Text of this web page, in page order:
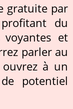
gratuite par
du
et
parler au
à un
potentiel